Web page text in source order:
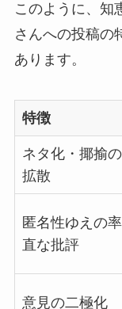
このように、知
さんへの投稿の
あります。
特徴
ネタ化・揶揄の
拡散
匿名性ゆえの率
直な批評
意見の二極化